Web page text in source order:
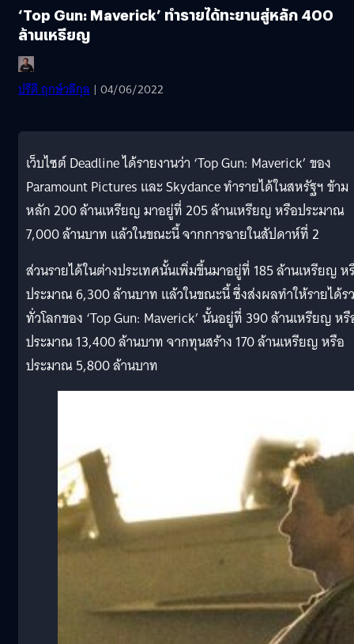
‘Top Gun: Maverick’ ทำรายได้ทะยานสู่หลัก 400
ล้านเหรียญ
ปรีดี ฤกษ์วลีกุล | 04/06/2022
เว็บไซต์ Deadline ได้รายงานว่า ‘Top Gun: Maverick’ ของ
Paramount Pictures และ Skydance ทำรายได้ในสหรัฐฯ ข้าม
หลัก 200 ล้านเหรียญ มาอยู่ที่ 205 ล้านเหรียญ หรือประมาณ
7,000 ล้านบาท แล้วในขณะนี้ จากการฉายในสัปดาห์ที่ 2
ส่วนรายได้ในต่างประเทศนั้นเพิ่มขึ้นมาอยู่ที่ 185 ล้านเหรียญ ห
ประมาณ 6,300 ล้านบาท แล้วในขณะนี้ ซึ่งส่งผลทำให้รายได้ร
ทั่วโลกของ ‘Top Gun: Maverick’ นั้นอยู่ที่ 390 ล้านเหรียญ ห
ประมาณ 13,400 ล้านบาท จากทุนสร้าง 170 ล้านเหรียญ หรือ
ประมาณ 5,800 ล้านบาท